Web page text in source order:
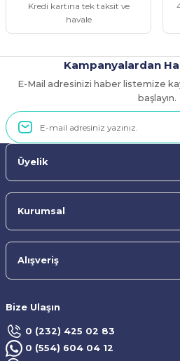
Gönder
Kredi kartına tek taksit ve
havale
Kampanyalardan
E-Mail adresinizi haber listemize
başlayın.
Üyelik
Kurumsal
Alışveriş
Bize Ulaşın
0 (232) 425 02 83
0 (554) 604 04 12